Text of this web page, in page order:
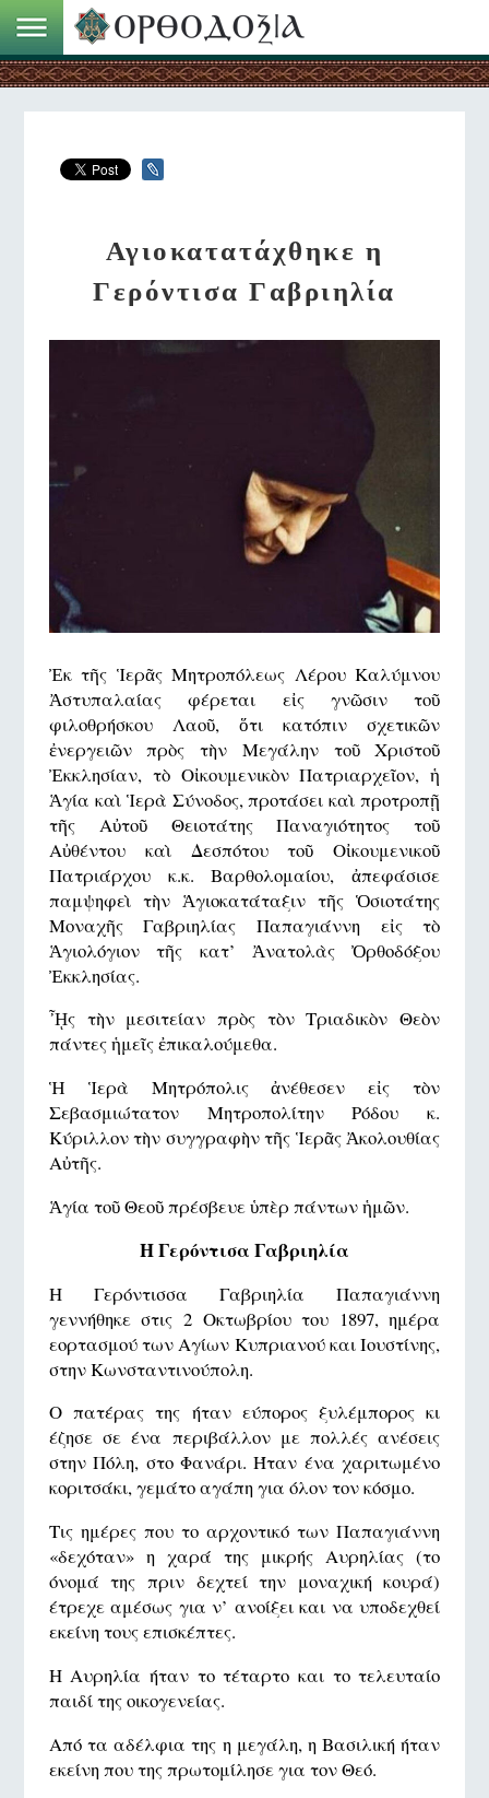
Αγιοκατατάχθηκε η
Γερόντισα Γαβριηλία
Ἐκ τῆς Ἱερᾶς Μητροπόλεως Λέρου Καλύμνου
Ἀστυπαλαίας φέρεται εἰς γνῶσιν τοῦ
φιλοθρήσκου Λαοῦ, ὅτι κατόπιν σχετικῶν
ἐνεργειῶν πρὸς τὴν Μεγάλην τοῦ Χριστοῦ
Ἐκκλησίαν, τὸ Οἰκουμενικὸν Πατριαρχεῖον, ἡ
Ἁγία καὶ Ἱερὰ Σύνοδος, προτάσει καὶ προτροπῇ
τῆς Αὐτοῦ Θειοτάτης Παναγιότητος τοῦ
Αὐθέντου καὶ Δεσπότου τοῦ Οἰκουμενικοῦ
Πατριάρχου κ.κ. Βαρθολομαίου, ἀπεφάσισε
παμψηφεὶ τὴν Ἁγιοκατάταξιν τῆς Ὁσιοτάτης
Μοναχῆς Γαβριηλίας Παπαγιάννη εἰς τὸ
Ἁγιολόγιον τῆς κατ’ Ἀνατολὰς Ὀρθοδόξου
Ἐκκλησίας.
ᾞς τὴν μεσιτείαν πρὸς τὸν Τριαδικὸν Θεὸν
πάντες ἡμεῖς ἐπικαλούμεθα.
Ἡ Ἱερὰ Μητρόπολις ἀνέθεσεν εἰς τὸν
Σεβασμιώτατον Μητροπολίτην Ρόδου κ.
Κύριλλον τὴν συγγραφὴν τῆς Ἱερᾶς Ἀκολουθίας
Αὐτῆς.
Ἁγία τοῦ Θεοῦ πρέσβευε ὑπὲρ πάντων ἡμῶν.
Η Γερόντισα Γαβριηλία
Η Γερόντισσα Γαβριηλία Παπαγιάννη
γεννήθηκε στις 2 Οκτωβρίου του 1897, ημέρα
εορτασμού των Αγίων Κυπριανού και Ιουστίνης,
στην Κωνσταντινούπολη.
Ο πατέρας της ήταν εύπορος ξυλέμπορος κι
έζησε σε ένα περιβάλλον με πολλές ανέσεις
στην Πόλη, στο Φανάρι. Ήταν ένα χαριτωμένο
κοριτσάκι, γεμάτο αγάπη για όλον τον κόσμο.
Τις ημέρες που το αρχοντικό των Παπαγιάννη
«δεχόταν» η χαρά της μικρής Αυρηλίας (το
όνομά της πριν δεχτεί την μοναχική κουρά)
έτρεχε αμέσως για ν’ ανοίξει και να υποδεχθεί
εκείνη τους επισκέπτες.
Η Αυρηλία ήταν το τέταρτο και το τελευταίο
παιδί της οικογενείας.
Από τα αδέλφια της η μεγάλη, η Βασιλική ήταν
εκείνη που της πρωτομίλησε για τον Θεό.